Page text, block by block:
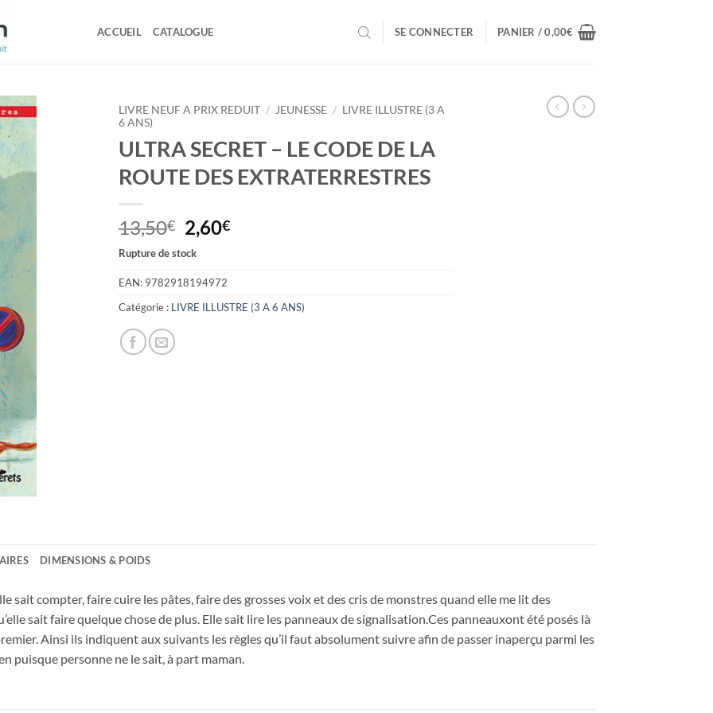
ACCUEIL CATALOGUE SE CONNECTER PANIER /0,00€
LIVRE NEUF A PRIX REDUIT / JEUNESSE / LIVRE ILLUSTRE (3 A
6 ANS)
ULTRA SECRET – LE CODE DE LA
ROUTE DES EXTRATERRESTRES
13,50€ Le
prix
initial
était :
13,50€.
2,60€Le
actuel
2,60€.
Rupture de stock
EAN: 9782918194972
Catégorie : LIVRE ILLUSTRE (3 A 6 ANS)
DIMENSIONS & POIDS
sait compter, faire cuire les pâtes, faire des grosses voix et des cris de monstres quand elle me lit des
sait faire quelque chose de plus. Elle sait lire les panneaux de signalisation.Ces panneauxont été posés là
Ainsi ils indiquent aux suivants les règles qu’il faut absolument suivre afin de passer inaperçu parmi les
puisque personne ne le sait, à part maman.